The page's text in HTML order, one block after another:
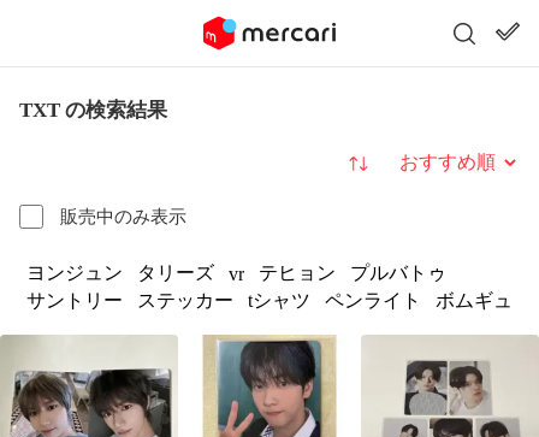
TXT の検索結果
販売中のみ表示
並び替え
ヨンジュン タリーズ vr テヒョン
プルバトゥ
サントリー
ステッカー tシャツ ペンライト ボムギュ